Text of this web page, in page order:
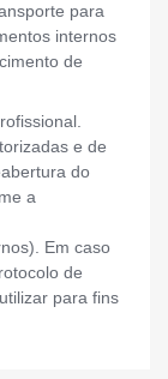
para
internos
de
e de
do
a
Em caso
de
para fins